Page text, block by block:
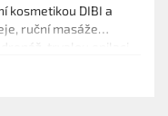
kosmetikou DIBI a
ruční masáže
trvalou epilaci
E-light a další.